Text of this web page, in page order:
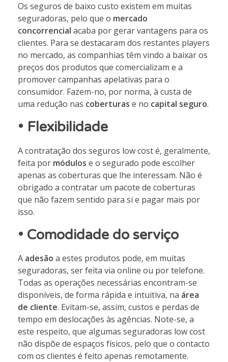
Os seguros de baixo custo existem em muitas
seguradoras, pelo que o mercado
concorrencial acaba por gerar vantagens para os
clientes. Para se destacaram dos restantes players
no mercado, as companhias têm vindo a baixar os
preços dos produtos que comercializam e a
promover campanhas apelativas para o
consumidor. Fazem-no, por norma, à custa de
uma redução nas coberturas e no capital seguro.
• Flexibilidade
A contratação dos seguros low cost é, geralmente,
feita por módulos e o segurado pode escolher
apenas as coberturas que lhe interessam. Não é
obrigado a contratar um pacote de coberturas
que não fazem sentido para si e pagar mais por
isso.
• Comodidade do serviço
A adesão a estes produtos pode, em muitas
seguradoras, ser feita via online ou por telefone.
Todas as operações necessárias encontram-se
disponíveis, de forma rápida e intuitiva, na área
de cliente. Evitam-se, assim, custos e perdas de
tempo em deslocações às agências. Note-se, a
este respeito, que algumas seguradoras low cost
não dispõe de espaços físicos, pelo que o contacto
com os clientes é feito apenas remotamente.